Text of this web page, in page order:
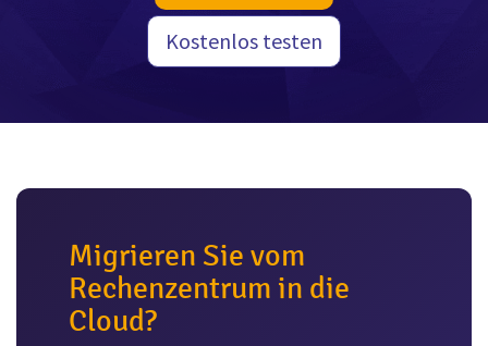
Kostenlos testen
Migrieren Sie vom
Rechenzentrum in die
Cloud?